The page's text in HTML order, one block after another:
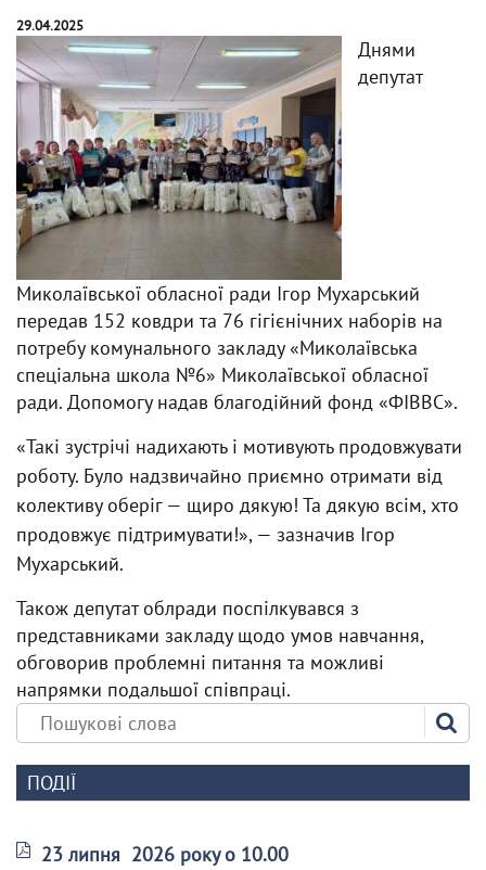
29.04.2025
Днями
депутат
Миколаївської обласної ради Ігор Мухарський
передав 152 ковдри та 76 гігієнічних наборів на
потребу комунального закладу «Миколаївська
спеціальна школа №6» Миколаївської обласної
ради. Допомогу надав благодійний фонд «ФІВВС».
«Такі зустрічі надихають і мотивують продовжувати
роботу. Було надзвичайно приємно отримати від
колективу оберіг — щиро дякую! Та дякую всім, хто
продовжує підтримувати!», — зазначив Ігор
Мухарський.
Також депутат облради поспілкувався з
представниками закладу щодо умов навчання,
обговорив проблемні питання та можливі
напрямки подальшої співпраці.
ПОДІЇ
23 липня 2026 року о 10.00